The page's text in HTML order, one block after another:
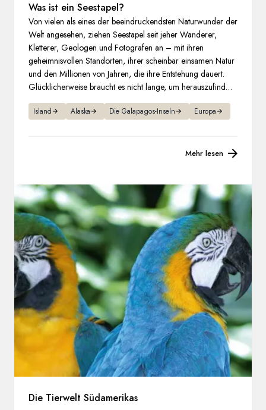
Was ist ein Seestapel?
Von vielen als eines der beeindruckendsten Naturwunder der
Welt angesehen, ziehen Seestapel seit jeher Wanderer,
Kletterer, Geologen und Fotografen an – mit ihren
geheimnisvollen Standorten, ihrer scheinbar einsamen Natur
und den Millionen von Jahren, die ihre Entstehung dauert.
Glücklicherweise braucht es nicht lange, um herauszufinden,
wo man sie sehen kann und wie ein Seestapel entsteht.
Island Alaska Die Galapagos-Inseln Europa
Mehr lesen
Die Tierwelt Südamerikas